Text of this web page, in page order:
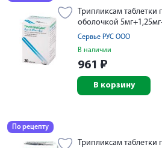
Трипликсам
оболочкой
Сервье РУС ООО
В наличии
961 ₽
В корзину
По рецепту
Трипликсам